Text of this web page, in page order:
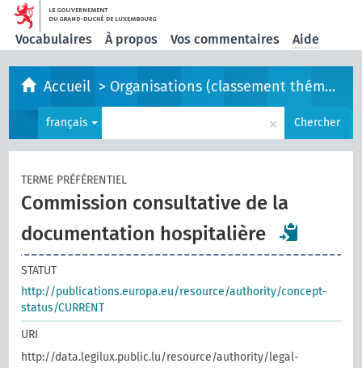
Vocabulaires À propos Vos commentaires Aide
Accueil > Organisations (classement thématique)
français × Chercher
TERME PRÉFÉRENTIEL
Commission consultative de la
documentation hospitalière
STATUT
http://publications.europa.eu/resource/authority/concept-
status/CURRENT
URI
http://data.legilux.public.lu/resource/authority/legal-